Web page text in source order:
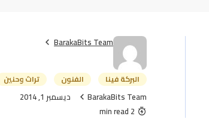
BarakaBits Team
البركة فينا الفنون تراث وحنين
BarakaBits Team
ديسمبر 1, 2014
2 min read